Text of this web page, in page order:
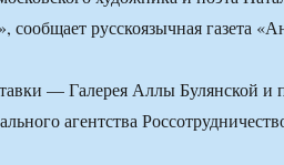
сообщает русскоязычная газета
— Галерея Аллы Булянской и
агентства